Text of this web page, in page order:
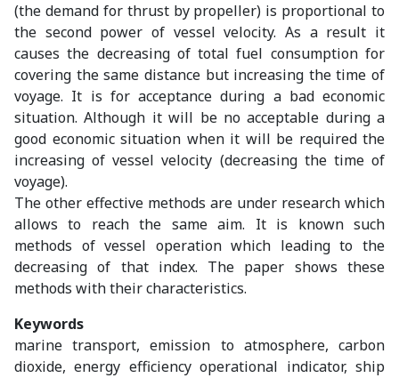
(the demand for thrust by propeller) is proportional to
the second power of vessel velocity. As a result it
causes the decreasing of total fuel consumption for
covering the same distance but increasing the time of
voyage. It is for acceptance during a bad economic
situation. Although it will be no acceptable during a
good economic situation when it will be required the
increasing of vessel velocity (decreasing the time of
voyage).
The other effective methods are under research which
allows to reach the same aim. It is known such
methods of vessel operation which leading to the
decreasing of that index. The paper shows these
methods with their characteristics.
Keywords
marine transport, emission to atmosphere, carbon
dioxide, energy efficiency operational indicator, ship